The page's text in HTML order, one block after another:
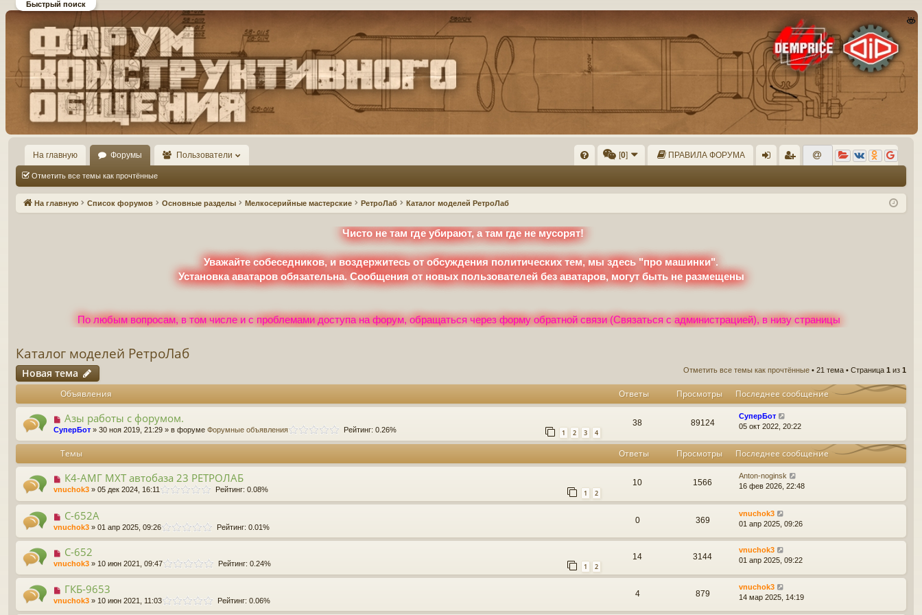
Форум DiP и DEMPRICE
конструктивного общения
На главную Форумы Пользователи
Q
[0] ПРАВИЛА ФОРУМА
д ис
Отметить все темы как прочтённые
На главную Список форумов Основные разделы Мелкосерийные мастерские РетроЛаб Каталог моделей РетроЛаб
Быстрый поиск
Чисто не там где убирают, а там где не мусорят!
Уважайте собеседников, и воздержитесь от обсуждения политических тем, мы здесь "про машинки".
Установка аватаров обязательна. Сообщения от новых пользователей без аватаров, могут быть не размещены
По любым вопросам, в том числе и с проблемами доступа на форум, обращаться через форму обратной связи (Связаться с администрацией), в низу страницы
Каталог моделей РетроЛаб
Новая тема Отметить все темы как прочтённые • 21 тема • Страница 1 из 1
Объявления Ответы Просмотры Последнее сообщение
Азы работы с форумом.
СуперБот » 30 ноя 2019, 21:29 » в форуме Форумные объявления 1 2 3 4
Рейтинг: 0.26%
38 89124
СуперБот
05 окт 2022, 20:22
Темы Ответы Просмотры Последнее сообщение
К4-АМГ МХТ автобаза 23 РЕТРОЛАБ
vnuchok3 » 05 дек 2024, 16:11 1 2
Рейтинг: 0.08%
10 1566
Anton-noginsk
16 фев 2026, 22:48
С-652А
vnuchok3 » 01 апр 2025, 09:26 Рейтинг: 0.01%
0 369
vnuchok3
01 апр 2025, 09:26
С-652
vnuchok3 » 10 июн 2021, 09:47 1 2
Рейтинг: 0.24%
14 3144
vnuchok3
01 апр 2025, 09:22
ГКБ-9653
vnuchok3 » 10 июн 2021, 11:03 Рейтинг: 0.06%
4 879
vnuchok3
14 мар 2025, 14:19